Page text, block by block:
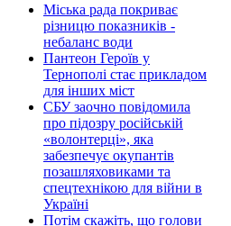
Міська рада покриває
різницю показників -
небаланс води
Пантеон Героїв у
Тернополі стає прикладом
для інших міст
СБУ заочно повідомила
про підозру російській
«волонтерці», яка
забезпечує окупантів
позашляховиками та
спецтехнікою для війни в
Україні
Потім скажіть, що голови